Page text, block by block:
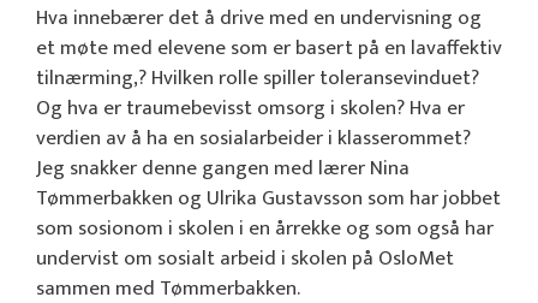
Hva innebærer det å drive med en undervisning og
et møte med elevene som er basert på en lavaffektiv
tilnærming,? Hvilken rolle spiller toleransevinduet?
Og hva er traumebevisst omsorg i skolen? Hva er
verdien av å ha en sosialarbeider i klasserommet?
Jeg snakker denne gangen med lærer Nina
Tømmerbakken og Ulrika Gustavsson som har jobbet
som sosionom i skolen i en årrekke og som også har
undervist om sosialt arbeid i skolen på OsloMet
sammen med Tømmerbakken.